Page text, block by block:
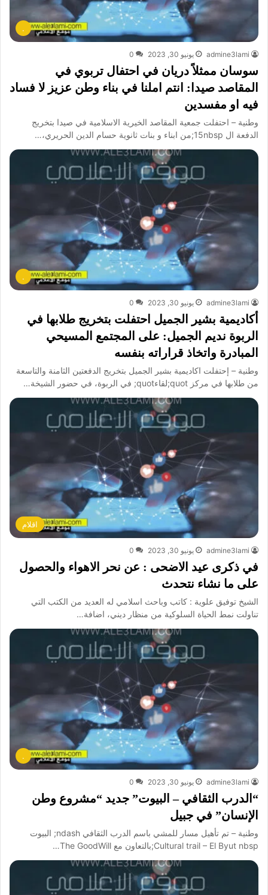
.
admine3lami يونيو 30, 2023 0
سوسان ممثلاً دريان في احتفال تربوي في
المقاصد صيدا: انتم املنا في بناء وطن عزيز لا فساد
فيه او مفسدين
وطنية – احتفلت جمعية المقاصد الخيرية الاسلامية في صيدا بتخريج
الدفعة ال 15nbsp;من ابناء و بنات ثانوية حسام الدين الحريري،…
.
admine3lami يونيو 30, 2023 0
أكاديمية بشير الجميل احتفلت بتخريج طلابها في
الربوة نديم الجميل: على المجتمع المسيحي
المبادرة واتخاذ قراراته بنفسه
وطنية – إحتفلت اكاديمية بشير الجميل بتخريج الدفعتين الثامنة والتاسعة
من طلابها في مركز quot;لقاءquot; في الربوة، في حضور الشيخة…
اقلام
admine3lami يونيو 30, 2023 0
في ذكرى عيد الاضحى : عن نحر الاهواء والحصول
على ما نشاء نتحدث
الشيخ توفيق علوية : كاتب وباحث اسلامي له العديد من الكتب التي
تناولت نمط الحياة السلوكية من منظار ديني، اضافة…
.
admine3lami يونيو 30, 2023 0
“الدرب الثقافي – البيوت” جديد “مشروع وطن
الإنسان” في جبيل
وطنية – تم تأهيل مسار للمشي باسم الدرب الثقافي ndash; البيوت
Cultural trail – El Byut nbsp;بالتعاون مع The GoodWill…